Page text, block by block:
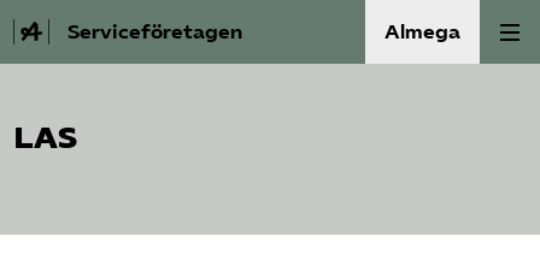
Serviceföretagen Almega
Medlemskap
LAS